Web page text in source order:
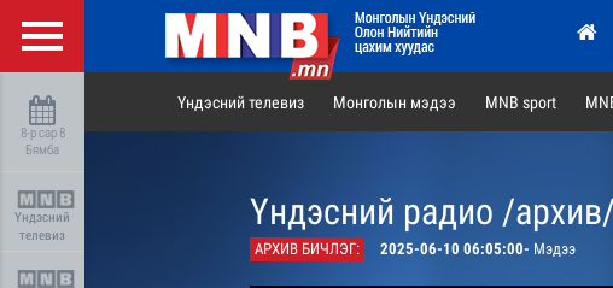
8-р сар 8
Бямба
Үндэсний
телевиз
Үндэсний телевиз Монголын мэдээ MNB sport
Үндэсний радио /архив/
АРХИВ БИЧЛЭГ: 2025-06-10 06:05:00- Мэдээ